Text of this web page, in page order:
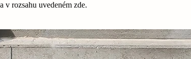
v rozsahu uvedeném zde.